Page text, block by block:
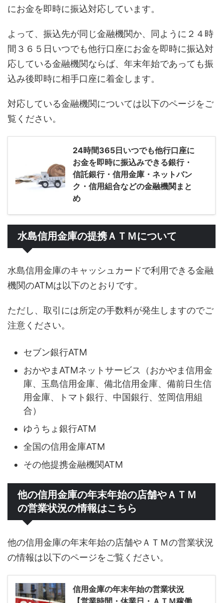
にお金を即時に振込対応しています。
よって、振込先が同じ金融機関か、同ように２４時
間３６５日いつでも他行口座にお金を即時に振込対
応している金融機関ならば、年末年始であっても振
込み後即時に相手口座に着金します。
対応している金融機関については以下のページをご
覧ください。
24時間365日いつでも他行口座に
お金を即時に振込みできる銀行・
信託銀行・信用金庫・ネットバン
ク・信用組合などの金融機関まと
め
水島信用金庫の提携ＡＴＭについて
水島信用金庫のキャッシュカードで利用できる金融
機関のATMは以下のとおりです。
ただし、取引には所定の手数料が発生しますのでご
注意ください。
セブン銀行ATM
おかやまATMネットサービス（おかやま信用金
庫、玉島信用金庫、備北信用金庫、備前日生信
用金庫、トマト銀行、中国銀行、笠岡信用組
合）
ゆうちょ銀行ATM
全国の信用金庫ATM
その他提携金融機関ATM
他の信用金庫の年末年始の店舗やＡＴＭ
の営業状況の情報はこちら
他の信用金庫の年末年始の店舗やＡＴＭの営業状況
の情報は以下のページをご覧ください。
信用金庫の年末年始の営業状況